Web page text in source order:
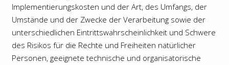
Implementierungskosten und der Art, des Umfangs, der
Umstände und der Zwecke der Verarbeitung sowie der
unterschiedlichen Eintrittswahrscheinlichkeit und Schwere
des Risikos für die Rechte und Freiheiten natürlicher
Personen, geeignete technische und organisatorische